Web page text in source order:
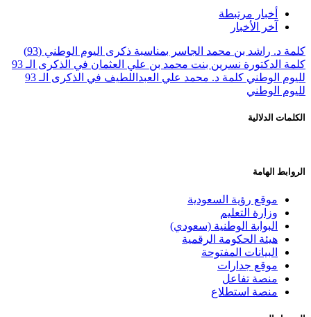
أخبار مرتبطة
آخر الأخبار
كلمة د. راشد بن محمد الجاسر بمناسبة ذكرى اليوم الوطني (93)
كلمة الدكتورة نسرين بنت محمد بن علي العثمان في الذكرى الـ 93
لليوم الوطني
كلمة د. محمد علي العبداللطيف في الذكرى الـ 93
لليوم الوطني
الكلمات الدلالية
الروابط الهامة
موقع رؤية السعودية
وزارة التعليم
البوابة الوطنية (سعودي)
هيئة الحكومة الرقمية
البيانات المفتوحة
موقع جدارات
منصة تفاعل
منصة استطلاع